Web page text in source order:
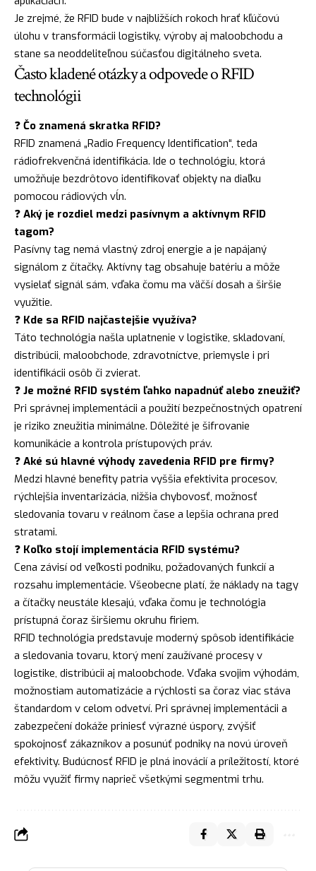
Je zrejmé, že RFID bude v najbližších rokoch hrať kľúčovú
úlohu v transformácii logistiky, výroby aj maloobchodu a
stane sa neoddeliteľnou súčasťou digitálneho sveta.
Často kladené otázky a odpovede o RFID
technológii
❓ Čo znamená skratka RFID?
RFID znamená „Radio Frequency Identification“, teda
rádiofrekvenčná identifikácia. Ide o technológiu, ktorá
umožňuje bezdrôtovo identifikovať objekty na diaľku
pomocou rádiových vĺn.
❓ Aký je rozdiel medzi pasívnym a aktívnym RFID
tagom?
Pasívny tag nemá vlastný zdroj energie a je napájaný
signálom z čítačky. Aktívny tag obsahuje batériu a môže
vysielať signál sám, vďaka čomu ma väčší dosah a širšie
využitie.
❓ Kde sa RFID najčastejšie využíva?
Táto technológia našla uplatnenie v logistike, skladovaní,
distribúcii, maloobchode, zdravotníctve, priemysle i pri
identifikácii osôb či zvierat.
❓ Je možné RFID systém ľahko napadnúť alebo zneužiť?
Pri správnej implementácii a použití bezpečnostných opatrení
je riziko zneužitia minimálne. Dôležité je šifrovanie
komunikácie a kontrola prístupových práv.
❓ Aké sú hlavné výhody zavedenia RFID pre firmy?
Medzi hlavné benefity patria vyššia efektivita procesov,
rýchlejšia inventarizácia, nižšia chybovosť, možnosť
sledovania tovaru v reálnom čase a lepšia ochrana pred
stratami.
❓ Koľko stojí implementácia RFID systému?
Cena závisí od veľkosti podniku, požadovaných funkcií a
rozsahu implementácie. Všeobecne platí, že náklady na tagy
a čítačky neustále klesajú, vďaka čomu je technológia
prístupná čoraz širšiemu okruhu firiem.
RFID technológia predstavuje moderný spôsob identifikácie
a sledovania tovaru, ktorý mení zaužívané procesy v
logistike, distribúcii aj maloobchode. Vďaka svojim výhodám,
možnostiam automatizácie a rýchlosti sa čoraz viac stáva
štandardom v celom odvetví. Pri správnej implementácii a
zabezpečení dokáže priniesť výrazné úspory, zvýšiť
spokojnosť zákazníkov a posunúť podniky na novú úroveň
efektivity. Budúcnosť RFID je plná inovácií a príležitostí, ktoré
môžu využiť firmy naprieč všetkými segmentmi trhu.